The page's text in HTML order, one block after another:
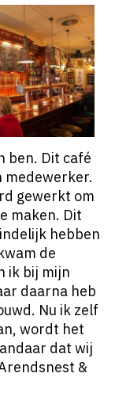
ben. Dit café
medewerker.
gewerkt om
maken. Dit
hebben
de
ik bij mijn
daarna heb
Nu ik zelf
wordt het
dat wij
&